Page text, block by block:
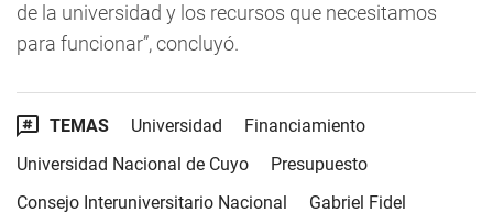
de la universidad y los recursos que necesitamos
para funcionar”, concluyó.
TEMAS Universidad
Financiamiento
Universidad Nacional de Cuyo
Presupuesto
Consejo Interuniversitario Nacional
Gabriel Fidel